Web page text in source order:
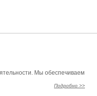
Мы обеспечиваем
Подробно >>